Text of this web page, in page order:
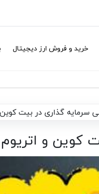
خرید و فروش ارز دیجیتال
سرمایه گذاری در بیت
کوین و